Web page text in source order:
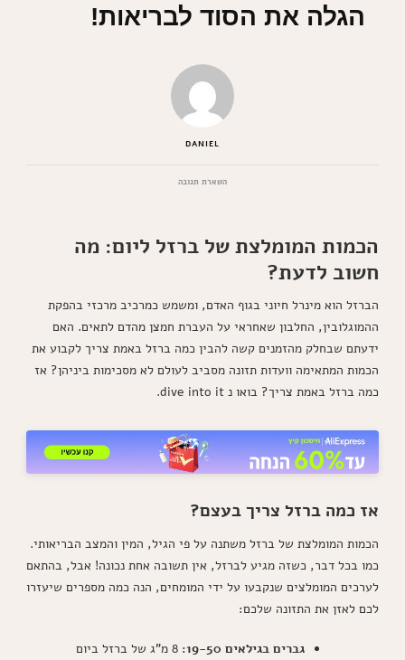
הגלה את הסוד לבריאות!
DANIEL
השארת תגובהבנושא
הגלה
הכמות המומלצת של ברזל ליום: מה
חשוב לדעת?
הברזל הוא מינרל חיוני בגוף האדם, ומשמש כמרכיב מרכזי בהפקת
ההמוגלובין, החלבון שאחראי על העברת חמצן מהדם לתאים. האם
ידעתם שבחלק מהזמנים קשה להבין כמה ברזל באמת צריך לקבוע את
הכמות המתאימה וועדות תזונה מסביב לעולם לא מסכימות ביניהן? אז
כמה ברזל באמת צריך? בואו נ dive into it.
אז כמה ברזל צריך בעצם?
הכמות המומלצת של ברזל משתנה על פי הגיל, המין והמצב הבריאותי.
כמו בכל דבר, כשזה מגיע לברזל, אין תשובה אחת נכונה! אבל, בהתאם
לערכים המומלצים שנקבעו על ידי המומחים, הנה כמה מספרים שיעזרו
לכם לאזן את התזונה שלכם:
גברים בגילאים 19-50: